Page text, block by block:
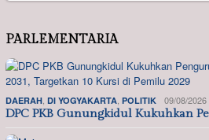
PARLEMENTARIA
DAERAH DI YOGYAKARTA POLITIK 09/08/2026
DPC PKB Gunungkidul Kukuhkan